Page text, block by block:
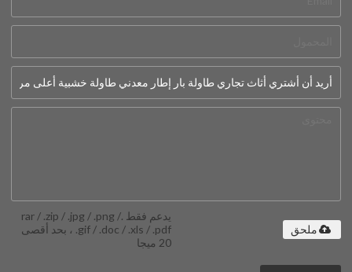
يدعم فقط .rar / .zip / .jpg / .png /
.gif / .doc / .xls / .pdf ، بحد أقصى
20 ميجا
ملحق